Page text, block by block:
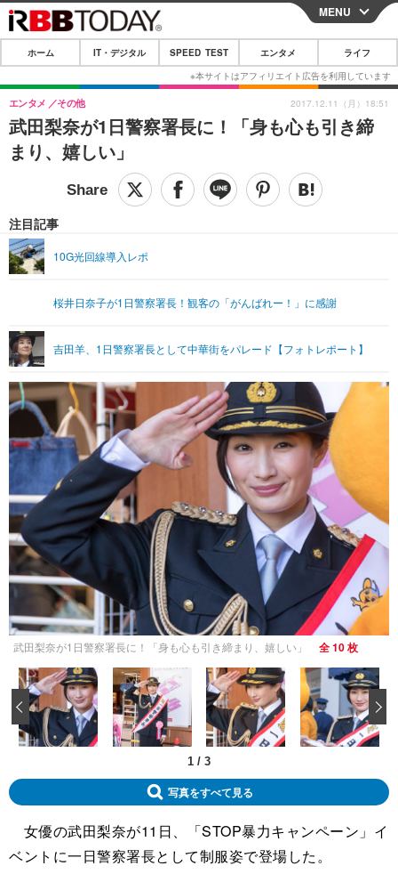
CLOSE
ホーム
IT・デジタル
IT・デジタルTOP スマートフォン
ショッピング その他
SPEED TEST
エンタメTOP 映画・ドラマ
グラビア ブログ
ショッピング その他
ライフTOP
リリース一覧
MENU
ホーム IT・デジタル SPEED TEST エンタメ ライフ
武田梨奈が1日警察署長に！「身も心も引き締
まり、嬉しい」
エンタメ その他
注目記事
10G光回線導入レポ
桜井日奈子が1日警察署長！観客の「がんばれー！」に感謝
吉田羊、1日警察署長として中華街をパレード【フォトレポート】
2017.12.11（月）18:51
武田梨奈が1日警察署長に！「身も心も引き締まり、嬉しい」 全 10 枚
1 / 3
‹
写真をすべて見る
女優の武田梨奈が11日、「STOP暴力キャンペーン」イ
ベントに一日警察署長として制服姿で登場した。